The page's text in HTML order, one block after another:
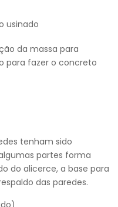
usinado
da massa para
para fazer o concreto
tenham sido
partes forma
do alicerce, a base para
das paredes.